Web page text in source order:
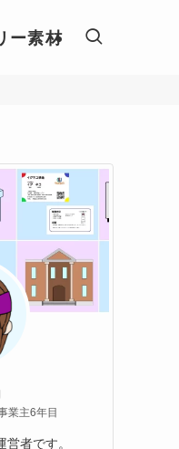
ー素材
業主6年目
者です。